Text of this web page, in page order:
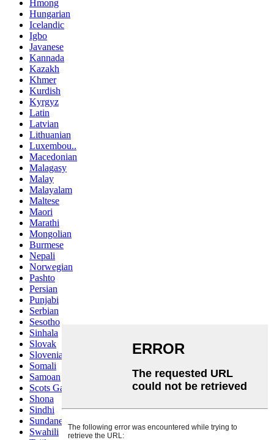
Hmong
Hungarian
Icelandic
Igbo
Javanese
Kannada
Kazakh
Khmer
Kurdish
Kyrgyz
Latin
Latvian
Lithuanian
Luxembou..
Macedonian
Malagasy
Malay
Malayalam
Maltese
Maori
Marathi
Mongolian
Burmese
Nepali
Norwegian
Pashto
Persian
Punjabi
Serbian
Sesotho
Sinhala
Slovak
Slovenian
Somali
Samoan
Scots Gaelic
Shona
Sindhi
Sundanese
Swahili